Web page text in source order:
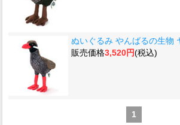
ぬいぐるみ やんばるの生物
販売価格3,520円(税込)
1